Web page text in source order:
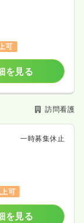
可
を見る
訪問看護
一時募集休止
可
を見る